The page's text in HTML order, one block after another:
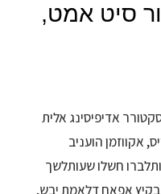
סיט אמט,
אדיפיסינג אלית
אקווזמן הועניב
חשלו שעותלשך
אפאח דלאמת יבש,